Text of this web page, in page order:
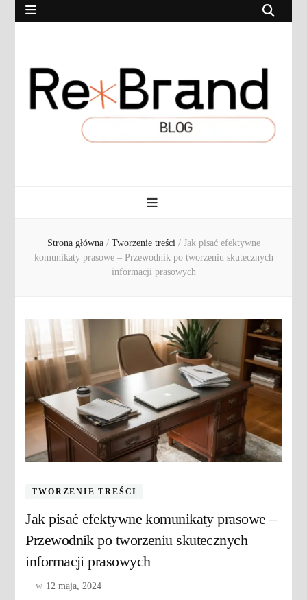
Strona główna / Tworzenie treści / Jak pisać efektywne
komunikaty prasowe – Przewodnik po tworzeniu skutecznych
informacji prasowych
TWORZENIE TREŚCI
Jak pisać efektywne komunikaty prasowe –
Przewodnik po tworzeniu skutecznych
informacji prasowych
w 12 maja, 2024